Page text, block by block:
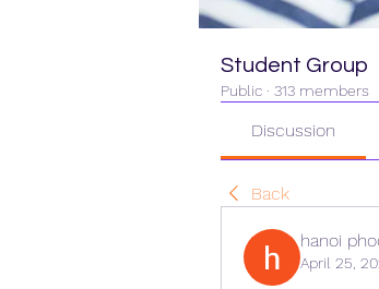
Student Group
Public · 313 members
Discussion
Back
hanoi
April 25,